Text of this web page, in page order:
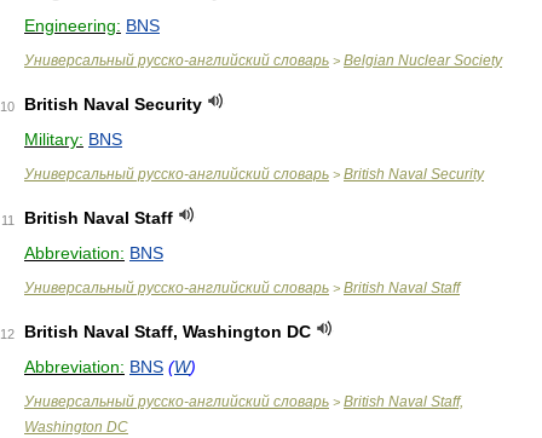
Engineering: BNS
Универсальный русско-английский словарь > Belgian Nuclear Society
10
British Naval Security
Military: BNS
Универсальный русско-английский словарь > British Naval Security
11
British Naval Staff
Abbreviation: BNS
Универсальный русско-английский словарь > British Naval Staff
12
British Naval Staff, Washington DC
Abbreviation: BNS (W)
Универсальный русско-английский словарь > British Naval Staff,
Washington DC